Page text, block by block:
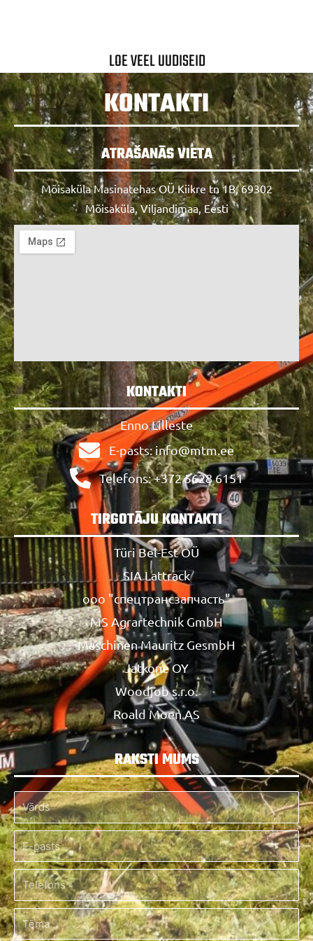
LOE VEEL UUDISEID
KONTAKTI
ATRAŠANĀS VIETA
Mõisaküla Masinatehas OÜ Kiikre tn 1B, 69302
Mõisaküla, Viljandimaa, Eesti
KONTAKTI
Enno Lilleste
E-pasts: info@mtm.ee
Telefons: +372 5628 6151
TIRGOTĀJU KONTAKTI
Türi Bel-Est OÜ
SIA Lattrack
ооо "спецтрансзапчасть"
MS Agrartechnik GmbH
Maschinen Mauritz GesmbH
Jatkone OY
Woodjob s.r.o.
Roald Moen AS
RAKSTI MUMS